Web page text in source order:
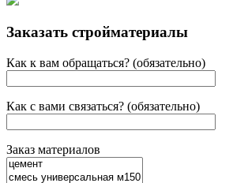
Заказать стройматериалы
Как к вам обращаться? (обязательно)
Как с вами связаться? (обязательно)
Заказ материалов